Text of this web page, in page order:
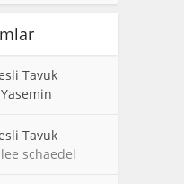
Tavuk
Yasemin
Tavuk
lee schaedel